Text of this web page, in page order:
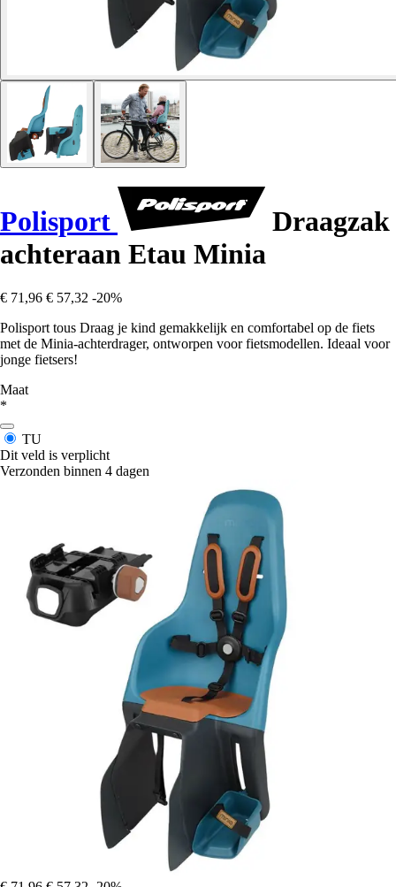
Polisport
Draagzak
achteraan Etau Minia
€ 71,96 € 57,32 -20%
Polisport tous Draag je kind gemakkelijk en comfortabel op de fiets
met de Minia-achterdrager, ontworpen voor fietsmodellen. Ideaal voor
jonge fietsers!
Maat
*
TU
Dit veld is verplicht
Verzonden binnen 4 dagen